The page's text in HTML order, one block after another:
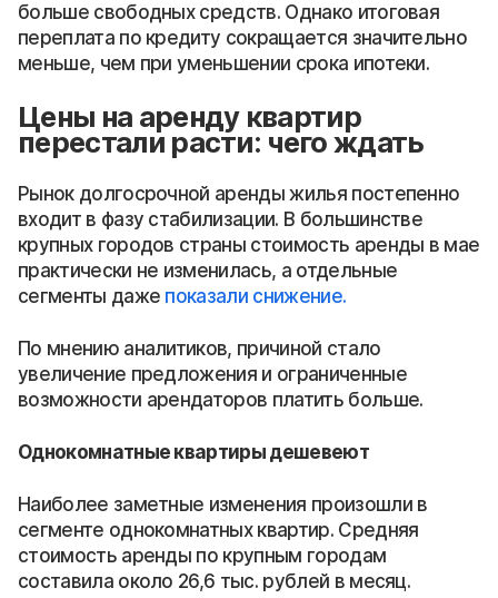
больше свободных средств. Однако итоговая
переплата по кредиту сокращается значительно
меньше, чем при уменьшении срока ипотеки.
Цены на аренду квартир
перестали расти: чего ждать
Рынок долгосрочной аренды жилья постепенно
входит в фазу стабилизации. В большинстве
крупных городов страны стоимость аренды в мае
практически не изменилась, а отдельные
сегменты даже показали снижение.
По мнению аналитиков, причиной стало
увеличение предложения и ограниченные
возможности арендаторов платить больше.
Однокомнатные квартиры дешевеют
Наиболее заметные изменения произошли в
сегменте однокомнатных квартир. Средняя
стоимость аренды по крупным городам
составила около 26,6 тыс. рублей в месяц.